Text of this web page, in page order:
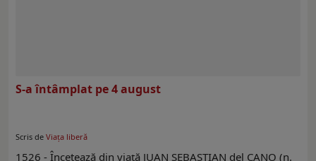
S-a întâmplat pe 4 august
Scris de Viaţa liberă
1526 - Încetează din viaţă JUAN SEBASTIAN del CANO (n.